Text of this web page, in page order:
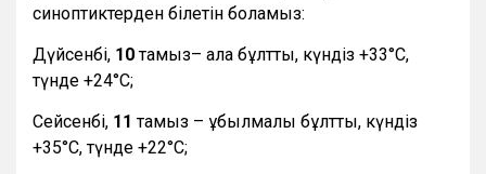
синоптиктерден білетін боламыз:
Дүйсенбі, 10тамыз– ала бұлтты, күндіз +33°С,
түнде +24°С;
Сейсенбі, 11тамыз – құбылмалы бұлтты, күндіз
+35°С, түнде +22°С;